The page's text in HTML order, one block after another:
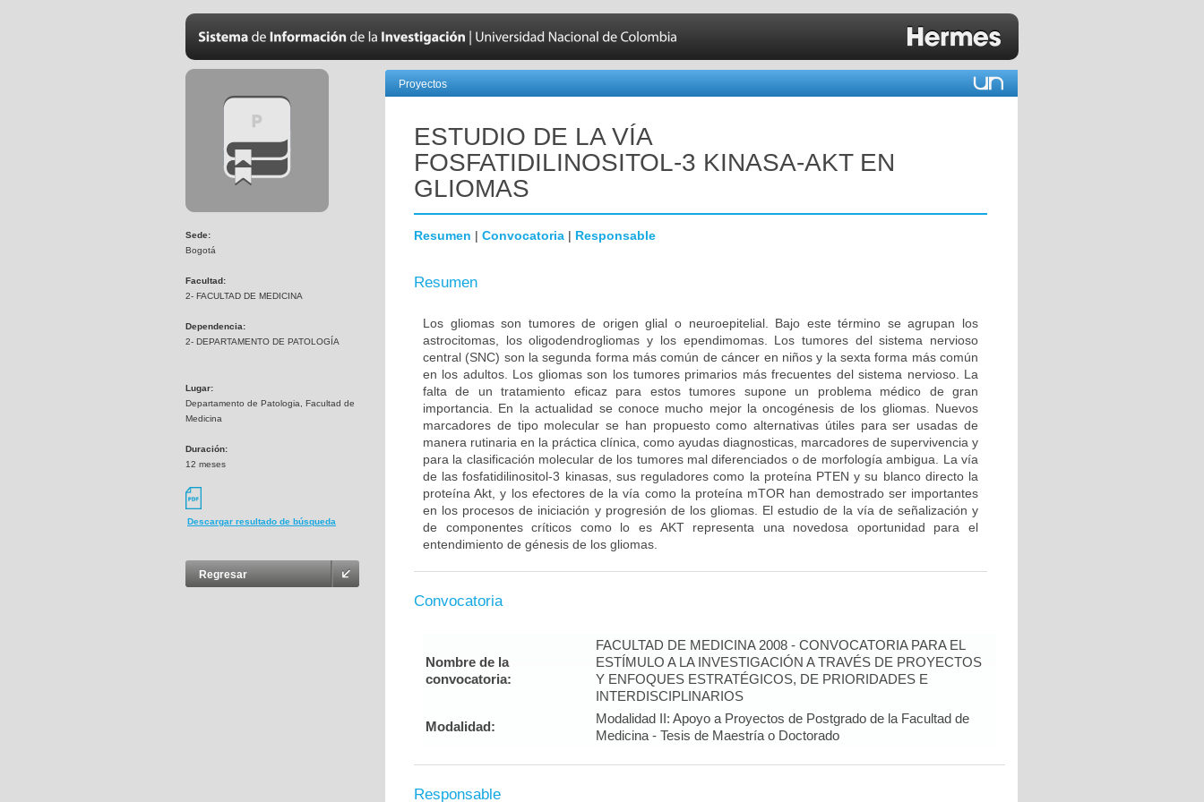
Sede:
Bogotá
Facultad:
2- FACULTAD DE MEDICINA
Dependencia:
2- DEPARTAMENTO DE PATOLOGÍA
Lugar:
Departamento de Patologia, Facultad de
Medicina
Duración:
12 meses
Descargar resultado de búsqueda
Regresar
Proyectos
ESTUDIO DE LA VÍA
FOSFATIDILINOSITOL-3 KINASA-AKT EN
GLIOMAS
Resumen | Convocatoria | Responsable
Resumen
Los gliomas son tumores de origen glial o neuroepitelial. Bajo este término se agrupan los
astrocitomas, los oligodendrogliomas y los ependimomas. Los tumores del sistema nervioso
central (SNC) son la segunda forma más común de cáncer en niños y la sexta forma más común
en los adultos. Los gliomas son los tumores primarios más frecuentes del sistema nervioso. La
falta de un tratamiento eficaz para estos tumores supone un problema médico de gran
importancia. En la actualidad se conoce mucho mejor la oncogénesis de los gliomas. Nuevos
marcadores de tipo molecular se han propuesto como alternativas útiles para ser usadas de
manera rutinaria en la práctica clínica, como ayudas diagnosticas, marcadores de supervivencia y
para la clasificación molecular de los tumores mal diferenciados o de morfología ambigua. La vía
de las fosfatidilinositol-3 kinasas, sus reguladores como la proteína PTEN y su blanco directo la
proteína Akt, y los efectores de la vía como la proteína mTOR han demostrado ser importantes
en los procesos de iniciación y progresión de los gliomas. El estudio de la vía de señalización y
de componentes críticos como lo es AKT representa una novedosa oportunidad para el
entendimiento de génesis de los gliomas.
Convocatoria
Nombre de la
convocatoria:
FACULTAD DE MEDICINA 2008 - CONVOCATORIA PARA EL
ESTÍMULO A LA INVESTIGACIÓN A TRAVÉS DE PROYECTOS
Y ENFOQUES ESTRATÉGICOS, DE PRIORIDADES E
INTERDISCIPLINARIOS
Modalidad:
Modalidad II: Apoyo a Proyectos de Postgrado de la Facultad de
Medicina - Tesis de Maestría o Doctorado
Responsable